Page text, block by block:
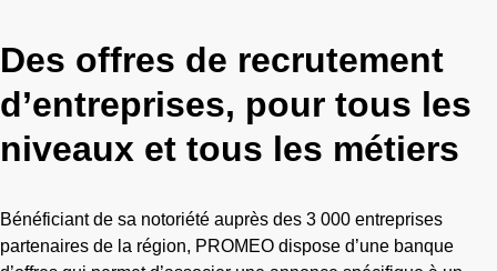
Des offres de recrutement
d’entreprises, pour tous les
niveaux et tous les métiers
Bénéficiant de sa notoriété auprès des 3 000 entreprises
partenaires de la région, PROMEO dispose d’une banque